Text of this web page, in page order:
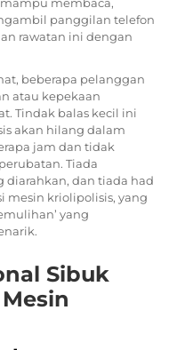
panggilan telefon
rawatan ini dengan
beberapa pelanggan
atau kepekaan
Tindak balas kecil ini
akan hilang dalam
jam dan tidak
Tiada
diarahkan, dan tiada had
mesin kriolipolisis, yang
yang
Sibuk